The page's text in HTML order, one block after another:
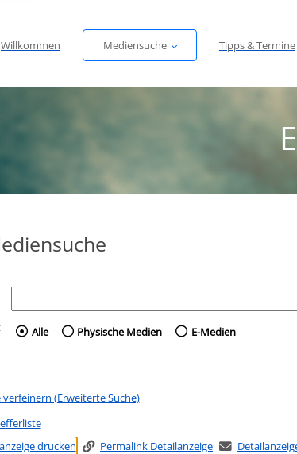
Willkommen Mediensuche Tipps & Termine
Wählen Sie die Medienart nach der
Alle Physische Medien E-Medien
verfeinern (Erweiterte Suche)
drucken
Permalink Detailanzeige